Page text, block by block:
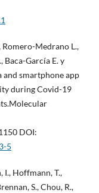
Romero-Medrano L.,
Baca-García E. y
and smartphone app
during Covid-19
DOI:
5
I., Hoffmann, T.,
S., Chou, R.,